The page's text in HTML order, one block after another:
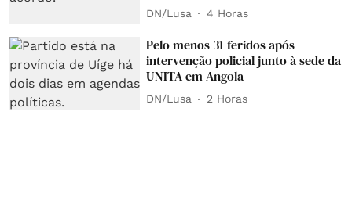
DN/Lusa 4 Horas
Pelo menos 31 feridos após
intervenção policial junto à sede da
UNITA em Angola
DN/Lusa 2 Horas